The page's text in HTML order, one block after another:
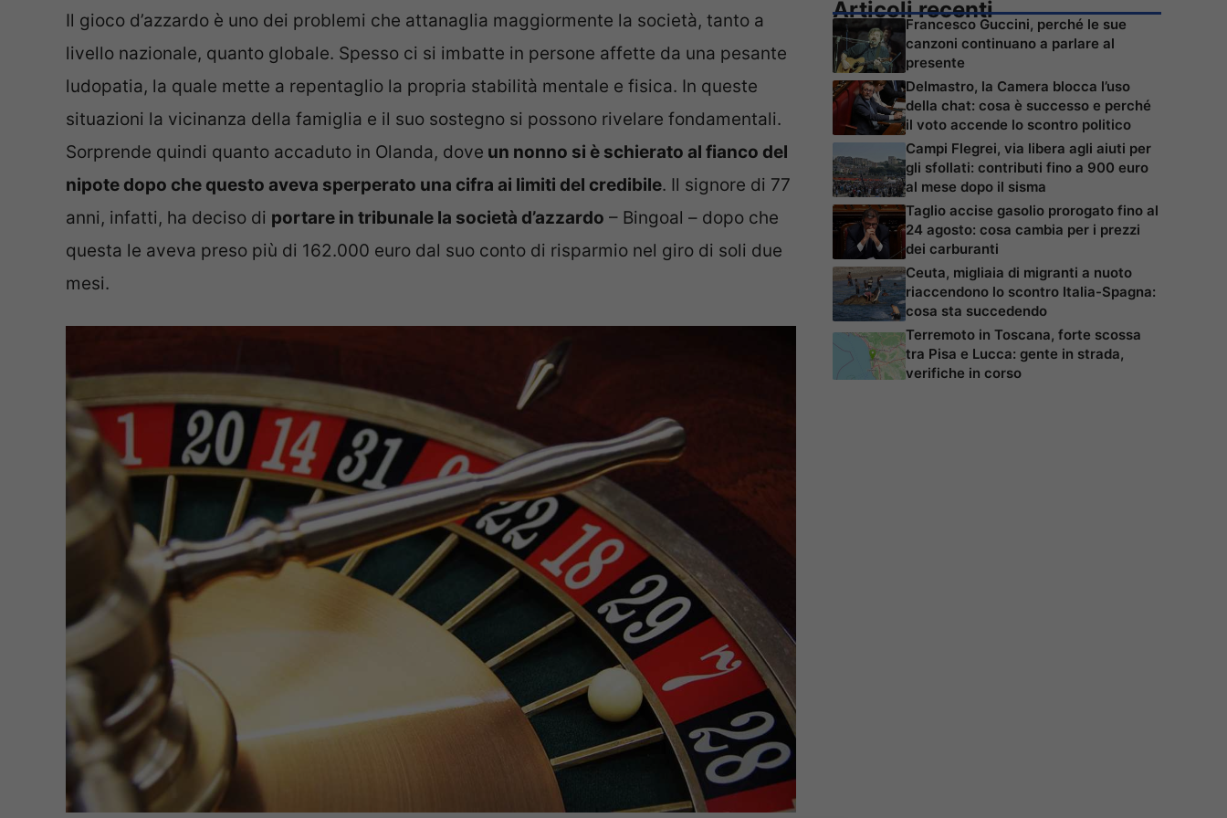
Il gioco d’azzardo è uno dei problemi che attanaglia maggiormente la società, tanto a
livello nazionale, quanto globale. Spesso ci si imbatte in persone affette da una pesante
ludopatia, la quale mette a repentaglio la propria stabilità mentale e fisica. In queste
situazioni la vicinanza della famiglia e il suo sostegno si possono rivelare fondamentali.
Sorprende quindi quanto accaduto in Olanda, dove un nonno si è schierato al fianco del
nipote dopo che questo aveva sperperato una cifra ai limiti del credibile. Il signore di 77
anni, infatti, ha deciso di portare in tribunale la società d’azzardo – Bingoal – dopo che
questa le aveva preso più di 162.000 euro dal suo conto di risparmio nel giro di soli due
mesi.
Articoli recenti
Francesco Guccini, perché le sue
canzoni continuano a parlare al
presente
Delmastro, la Camera blocca l’uso
della chat: cosa è successo e perché
il voto accende lo scontro politico
Campi Flegrei, via libera agli aiuti per
gli sfollati: contributi fino a 900 euro
al mese dopo il sisma
Taglio accise gasolio prorogato fino al
24 agosto: cosa cambia per i prezzi
dei carburanti
Ceuta, migliaia di migranti a nuoto
riaccendono lo scontro Italia-Spagna:
cosa sta succedendo
Terremoto in Toscana, forte scossa
tra Pisa e Lucca: gente in strada,
verifiche in corso